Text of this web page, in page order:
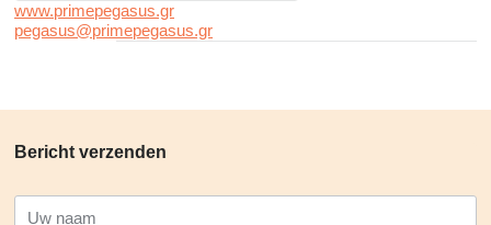
www.primepegasus.gr
pegasus@primepegasus.gr
Bericht verzenden